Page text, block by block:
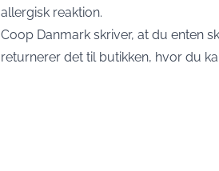
allergisk reaktion.
Coop Danmark skriver, at du enten
returnerer det til butikken, hvor du